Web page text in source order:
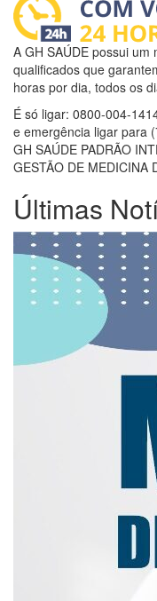
A GH SAÚDE possui
qualificados que
horas por dia, todos os
É só ligar: 0800-004-
e emergência ligar para
GH SAÚDE PADRÃO
GESTÃO DE MEDICINA
Últimas